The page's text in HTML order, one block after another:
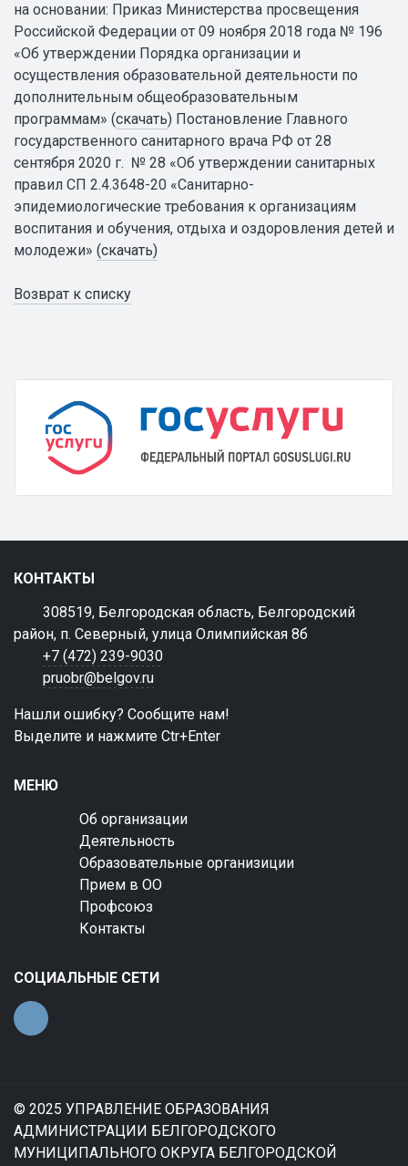
на основании: Приказ Министерства просвещения
Российской Федерации от 09 ноября 2018 года № 196
«Об утверждении Порядка организации и
осуществления образовательной деятельности по
дополнительным общеобразовательным
программам» (скачать) Постановление Главного
государственного санитарного врача РФ от 28
сентября 2020 г. № 28 «Об утверждении санитарных
правил СП 2.4.3648-20 «Санитарно-
эпидемиологические требования к организациям
воспитания и обучения, отдыха и оздоровления детей и
молодежи» (скачать)
Возврат к списку
КОНТАКТЫ
308519, Белгородская область, Белгородский
район, п. Северный, улица Олимпийская 8б
+7 (472) 239-9030
pruobr@belgov.ru
Нашли ошибку? Сообщите нам!
Выделите и нажмите Ctr+Enter
МЕНЮ
Об организации
Деятельность
Образовательные организиции
Прием в ОО
Профсоюз
Контакты
СОЦИАЛЬНЫЕ СЕТИ
© 2025 УПРАВЛЕНИЕ ОБРАЗОВАНИЯ
АДМИНИСТРАЦИИ БЕЛГОРОДСКОГО
МУНИЦИПАЛЬНОГО ОКРУГА БЕЛГОРОДСКОЙ